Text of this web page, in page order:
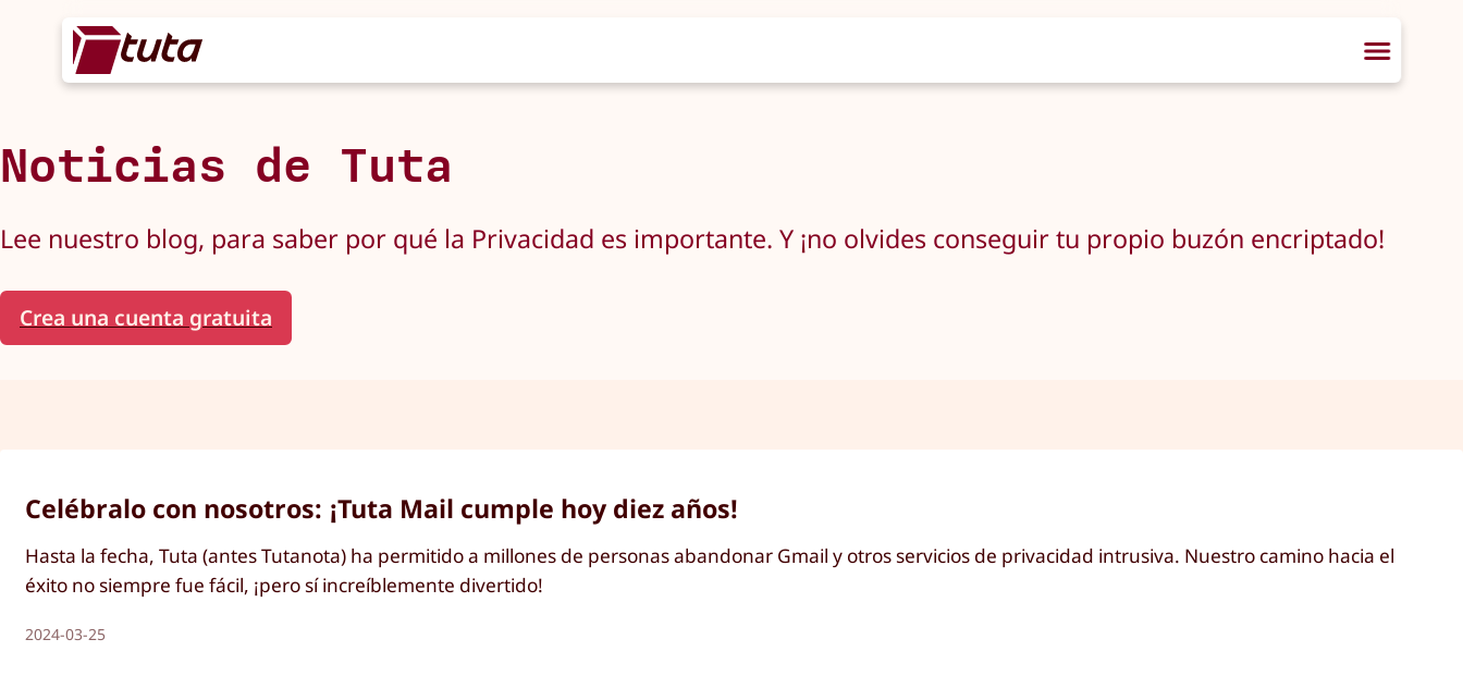
Noticias de Tuta
Lee nuestro blog, para saber por qué la Privacidad es importante. Y ¡no olvides conseguir tu propio buzón encriptado!
Crea una cuenta gratuita
Celébralo con nosotros: ¡Tuta Mail cumple hoy diez años!
Hasta la fecha, Tuta (antes Tutanota) ha permitido a millones de personas abandonar Gmail y otros servicios de privacidad intrusiva. Nuestro camino hacia el
éxito no siempre fue fácil, ¡pero sí increíblemente divertido!
2024-03-25